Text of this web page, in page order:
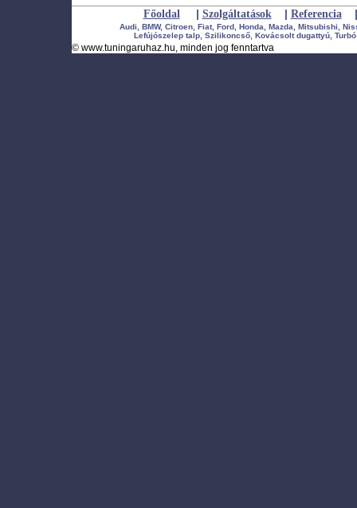
Főoldal | Szolgáltatások | Referencia |
Audi, BMW, Citroen, Fiat, Ford, Honda, Mazda, Mitsubishi,
Lefújószelep talp, Szilikoncső, Kovácsolt dugattyú,
© www.tuningaruhaz.hu, minden jog fenntartva